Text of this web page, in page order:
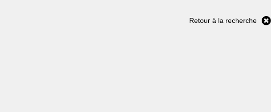
Retour à la recherche